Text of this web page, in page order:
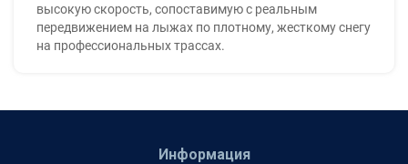
высокую скорость, сопоставимую с реальным
передвижением на лыжах по плотному, жесткому снегу
на профессиональных трассах.
Информация